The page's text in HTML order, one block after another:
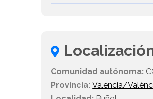
Comunidad autónoma:
Provincia: Valencia/